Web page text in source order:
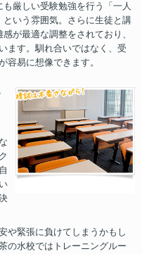
も厳しい受験勉強を行う「一人
という雰囲気。さらに生徒と講
が最適な調整をされており、
ます。馴れ合いではなく、受
容易に想像できます。
や緊張に負けてしまうかもし
の水校ではトレーニングルー